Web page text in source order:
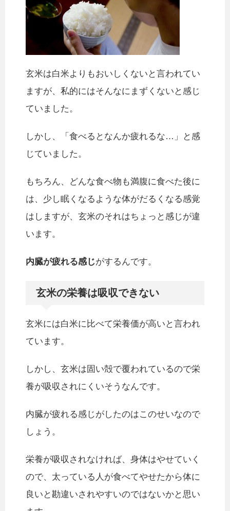
玄米は白米よりもおいしくないと言われてい
ますが、私的にはそんなにまずくないと感じ
ていました。
しかし、「食べるとなんか疲れるな…」と感
じていました。
もちろん、どんな食べ物も満腹に食べた後に
は、少し眠くなるような体がだるくなる感覚
はしますが、玄米のそれはちょっと感じが違
います。
内臓が疲れる感じがするんです。
玄米の栄養は吸収できない
玄米には白米に比べて栄養価が高いと言われ
ています。
しかし、玄米は固い殻で覆われているので栄
養が吸収されにくいそうなんです。
内臓が疲れる感じがしたのはこのせいなので
しょう。
栄養が吸収されなければ、身体はやせていく
ので、太っている人が食べてやせたから体に
良いと勘違いされやすいのではないかと思い